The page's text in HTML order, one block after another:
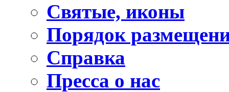
Святые, иконы
Порядок
Справка
Пресса о нас